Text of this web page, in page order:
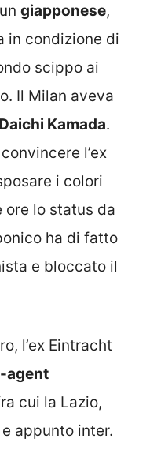
giapponese,
in condizione di
scippo ai
Il Milan aveva
Daichi Kamada.
l’ex
i colori
ore lo status da
ha di fatto
e bloccato il
l’ex Eintracht
agent
cui la Lazio,
appunto inter.